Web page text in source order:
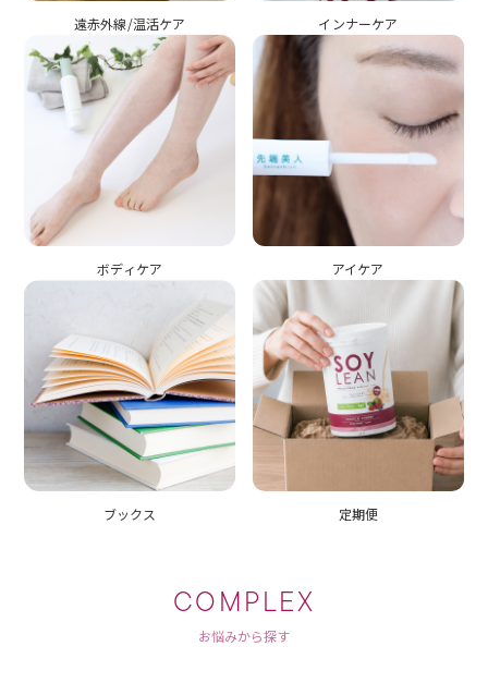
遠赤外線/温活ケア インナーケア
ボディケア アイケア
ブックス 定期便
COMPLEX
お悩みから探す